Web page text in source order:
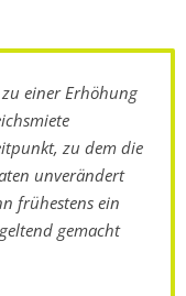
einer Erhöhung
zu dem die
unverändert
frühestens ein
gemacht